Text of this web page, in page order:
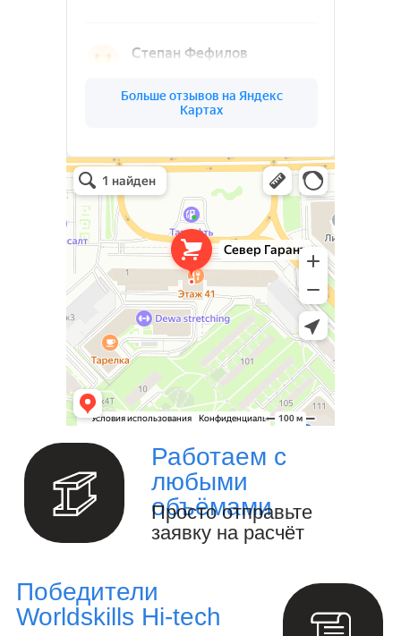
Север Гарант Групп
Металлоконструкции в Санкт‑Петербурге
Металлообработка в Санкт‑Петербурге
Ваш надёжный партнёр в реализации
уникальных проектов. Наша команда
опытных специалистов, готова
воплотить в жизнь самые смелые идеи
и проекты. Мы предлагаем широкий
спектр услуг по проектированию и
изготовлению металлоконструкций и
изделий любой сложности под ключ.
Изготовление металлоизделий и
металлоконструкций.
Полный цикл обработки металла и
металлоизделий
Производство инженерных расчётов
и анализ конструкций.
Осуществление авторского надзора
за реализацией проекта.